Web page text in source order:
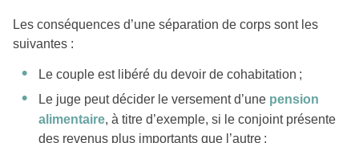
Les conséquences d’une séparation de corps sont les
suivantes :
Le couple est libéré du devoir de cohabitation ;
Le juge peut décider le versement d’une pension
alimentaire, à titre d’exemple, si le conjoint présente
des revenus plus importants que l’autre ;